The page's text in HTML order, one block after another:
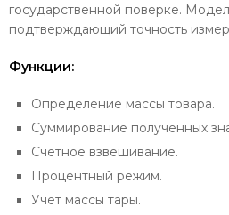
государственной поверке.
подтверждающий точность
Функции:
Определение массы товара.
Суммирование полученных
Счетное взвешивание.
Процентный режим.
Учет массы тары.